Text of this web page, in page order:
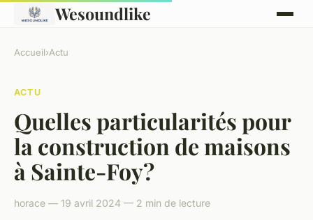
Wesoundlike
Accueil›Actu
ACTU
Quelles particularités pour
la construction de maisons
à Sainte-Foy?
horace — 19 avril 2024 — 2 min de lecture